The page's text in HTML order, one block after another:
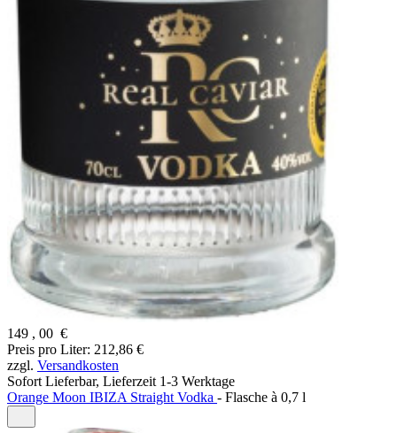
149 , 00 €
Preis pro Liter: 212,86 €
zzgl. Versandkosten
Sofort Lieferbar, Lieferzeit 1-3 Werktage
Orange Moon IBIZA Straight Vodka - Flasche à 0,7 l